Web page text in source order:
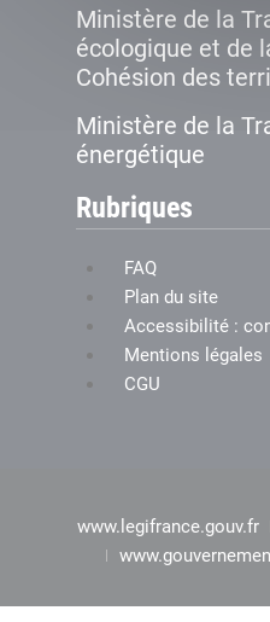
Ministère de la
écologique et de
Cohésion des
Ministère de la
énergétique
Rubriques
FAQ
Plan du site
Accessibilité :
Mentions légales
CGU
www.legifrance.gouv.fr